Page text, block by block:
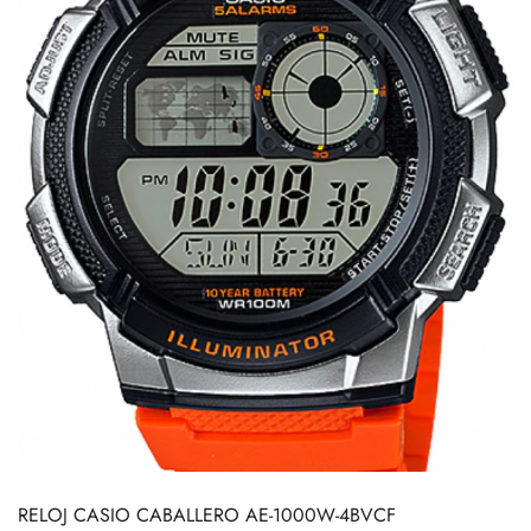
RELOJ CASIO CABALLERO AE-1000W-4BVCF